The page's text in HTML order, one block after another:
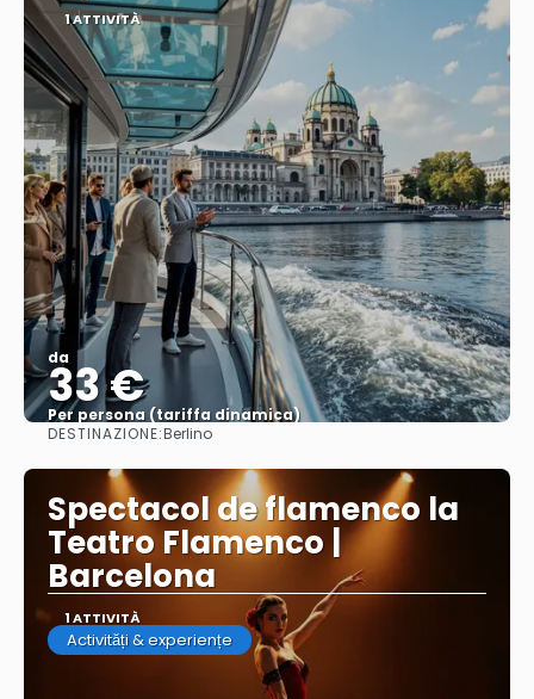
1 ATTIVITÀ
da
33 €
Per persona (tariffa dinamica)
DESTINAZIONE:Berlino
Spectacol de flamenco la
Teatro Flamenco |
Barcelona
1 ATTIVITÀ
Activități & experiențe